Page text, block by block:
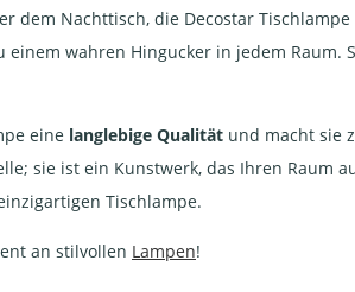
dem Nachttisch, die Decostar
einem wahren Hingucker in jedem
eine langlebige Qualität und macht sie
sie ist ein Kunstwerk, das Ihren Raum
Tischlampe.
an stilvollen Lampen!